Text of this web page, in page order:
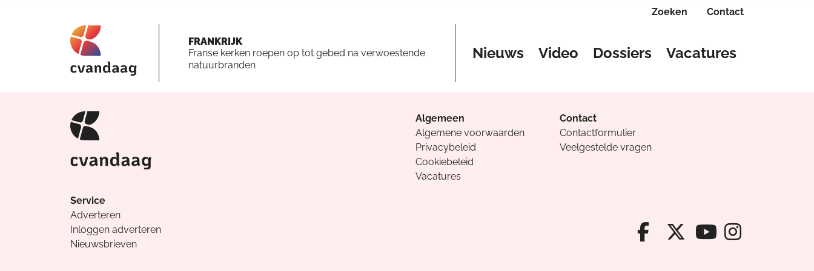
Zoeken Contact
FRANKRIJK
Franse kerken roepen op tot gebed na verwoestende
natuurbranden
Nieuws Video Dossiers Vacatures
Algemeen
Algemene voorwaarden
Privacybeleid
Cookiebeleid
Vacatures
Contact
Contactformulier
Veelgestelde vragen
Service
Adverteren
Inloggen adverteren
Nieuwsbrieven
Facebook van
X van